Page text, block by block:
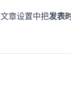
章设置中把发表